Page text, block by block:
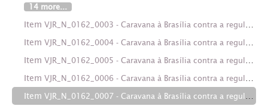
14 more...
Item VJR_N_0162_0003 - Caravana à Brasília contra a regulamentação do Colégio Eleitoral (Brasília-DF, nov. 1984). Crédito: Vera Jursys
Item VJR_N_0162_0004 - Caravana à Brasília contra a regulamentação do Colégio Eleitoral (Brasília-DF, nov. 1984). Crédito: Vera Jursys
Item VJR_N_0162_0005 - Caravana à Brasília contra a regulamentação do Colégio Eleitoral (Brasília-DF, nov. 1984). Crédito: Vera Jursys
Item VJR_N_0162_0006 - Caravana à Brasília contra a regulamentação do Colégio Eleitoral (Brasília-DF, nov. 1984). Crédito: Vera Jursys
Item VJR_N_0162_0007 - Caravana à Brasília contra a regulamentação do Colégio Eleitoral (Brasília-DF, nov. 1984). Crédito: Vera Jursys